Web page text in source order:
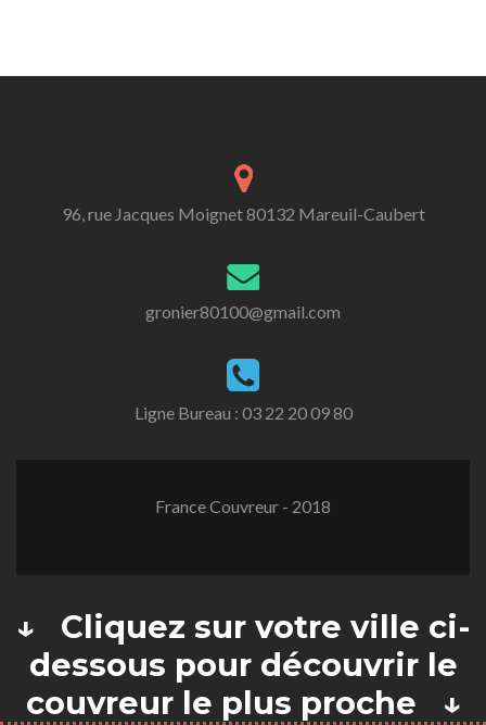
96, rue Jacques Moignet 80132 Mareuil-Caubert
gronier80100@gmail.com
Ligne Bureau : 03 22 20 09 80
France Couvreur - 2018
↓ Cliquez sur votre ville ci-
dessous pour découvrir le
couvreur le plus proche ↓